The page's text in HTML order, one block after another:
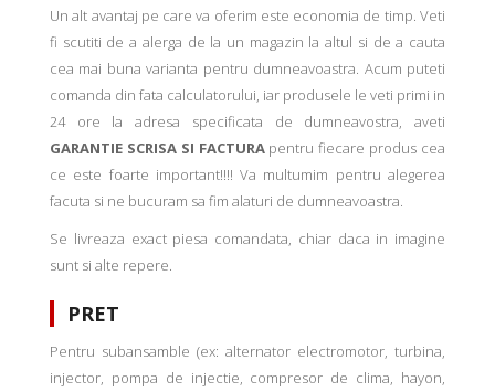
Un alt avantaj pe care va oferim este economia de timp. Veti
fi scutiti de a alerga de la un magazin la altul si de a cauta
cea mai buna varianta pentru dumneavoastra. Acum puteti
comanda din fata calculatorului, iar produsele le veti primi in
24 ore la adresa specificata de dumneavostra, aveti
GARANTIE SCRISA SI FACTURApentru fiecare produs cea
ce este foarte important!!!! Va multumim pentru alegerea
facuta si ne bucuram sa fim alaturi de dumneavoastra.
Se livreaza exact piesa comandata, chiar daca in imagine
sunt si alte repere.
PRET
Pentru subansamble (ex: alternator electromotor, turbina,
injector, pompa de injectie, compresor de clima, hayon,